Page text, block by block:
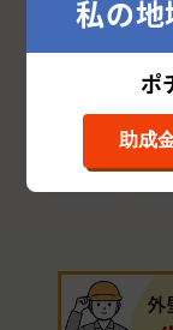
丹波篠山市
赤
多可郡
美
私の地
ポ
助成